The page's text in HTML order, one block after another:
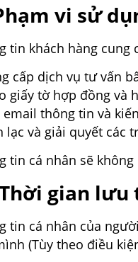
vi sử
tin khách hàng cung
cấp dịch vụ tư vấn
giấy tờ hợp đồng và
email thông tin và
lạc và giải quyết các
tin cá nhân sẽ
gian
tin cá nhân của
(Tùy theo điều